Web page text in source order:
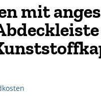
mit